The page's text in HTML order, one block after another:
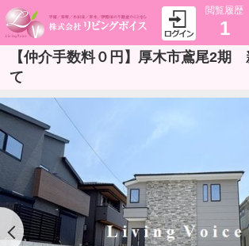
閲覧履歴
1
【仲介手数料０円】厚木市鳶尾2期
て